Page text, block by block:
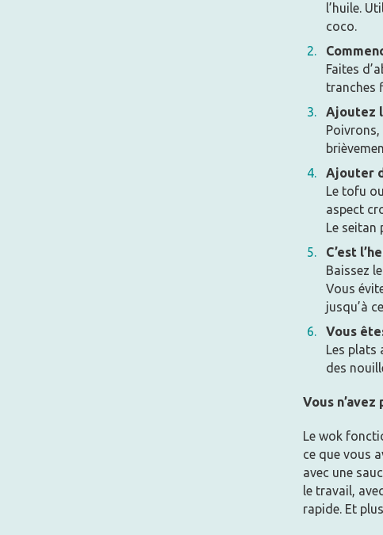
l’huile.
coco.
Faites
tranches
Ajoutez
Ajouter
Le tofu
aspect
Le seitan
C’est
Baissez
Vous
jusqu’à
Vous
Les plats
des
Vous
Le wok
ce que vous
avec une
le travail,
rapide. Et